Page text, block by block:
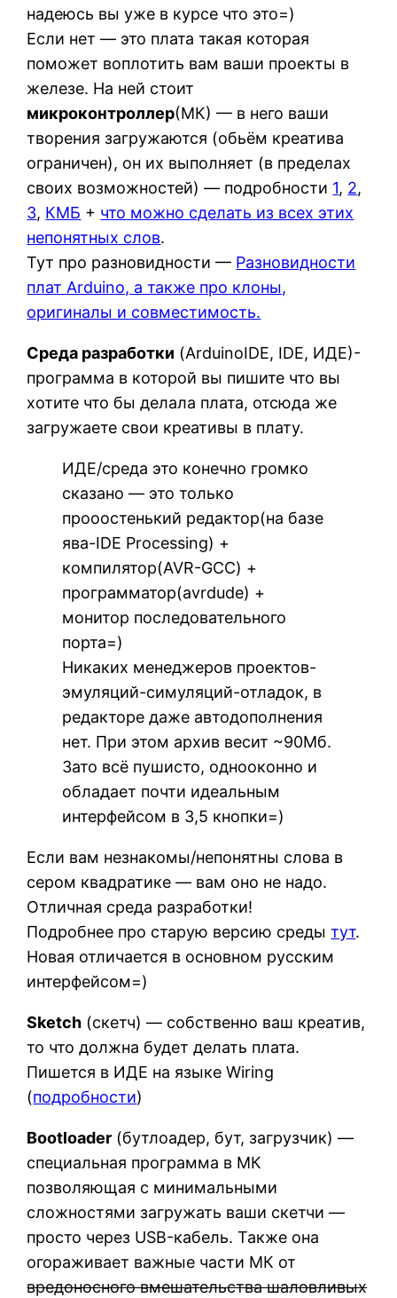
надеюсь вы уже в курсе что это=)
Если нет — это плата такая которая
поможет воплотить вам ваши проекты в
железе. На ней стоит
микроконтроллер(МК) — в него ваши
творения загружаются (обьём креатива
ограничен), он их выполняет (в пределах
своих возможностей) — подробности 1, 2,
3, КМБ + что можно сделать из всех этих
непонятных слов.
Тут про разновидности — Разновидности
плат Arduino, а также про клоны,
оригиналы и совместимость.
Среда разработки (ArduinoIDE, IDE, ИДЕ)-
программа в которой вы пишите что вы
хотите что бы делала плата, отсюда же
загружаете свои креативы в плату.
ИДЕ/среда это конечно громко
сказано — это только
прооостенький редактор(на базе
ява-IDE Processing) +
компилятор(AVR-GCC) +
программатор(avrdude) +
монитор последовательного
порта=)
Никаких менеджеров проектов-
эмуляций-симуляций-отладок, в
редакторе даже автодополнения
нет. При этом архив весит ~90Мб.
Зато всё пушисто, однооконно и
обладает почти идеальным
интерфейсом в 3,5 кнопки=)
Если вам незнакомы/непонятны слова в
сером квадратике — вам оно не надо.
Отличная среда разработки!
Подробнее про старую версию средытут.
Новая отличается в основном русским
интерфейсом=)
Sketch (cкетч) — собственно ваш креатив,
то что должна будет делать плата.
Пишется в ИДЕ на языке Wiring
(подробности)
Bootloader (бутлоадер, бут, загрузчик) —
специальная программа в МК
позволяющая с минимальными
сложностями загружать ваши скетчи —
просто через USB-кабель. Также она
огораживает важные части МК от
вредоносного вмешательства шаловливых